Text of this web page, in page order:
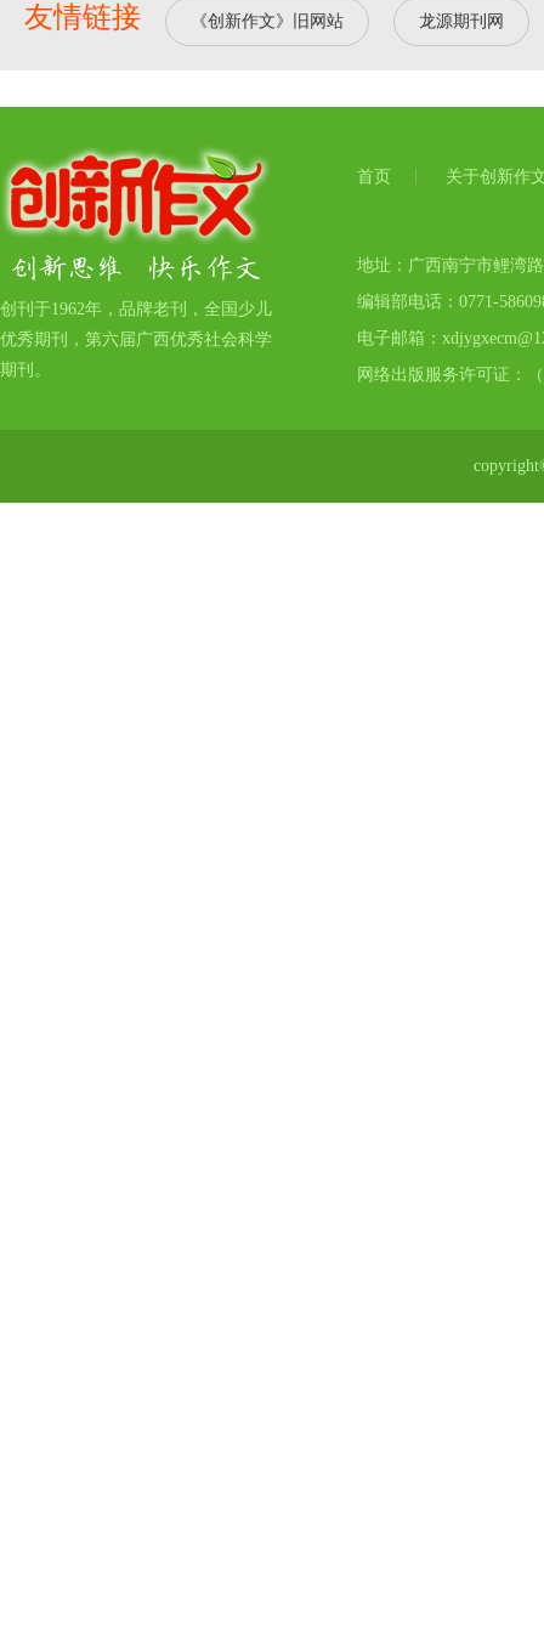
友情链接 《创新作文》旧网站 龙源期刊网
创刊于1962年，品牌老刊，全国少儿
优秀期刊，第六届广西优秀社会科学
期刊。
首页 关于创新作
地址：广西南宁市鲤湾
编辑部电话：0771-
电子邮箱：
网络出版服务许可证：